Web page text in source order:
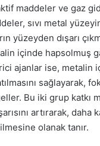
maddeler ve gaz
sıvı metal
yüzeyden dışarı
içinde hapsolmuş
ajanlar ise, metalin
sağlayarak,
Bu iki grup katkı
artırarak, daha
olanak tanır.